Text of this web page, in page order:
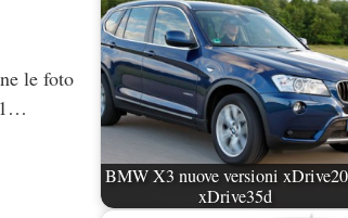
le foto
BMW X3 nuove versioni
xDrive35d